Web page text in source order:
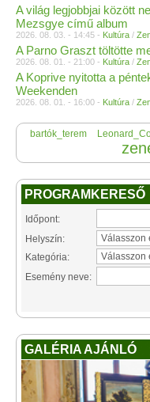
A világ legjobbjai között
Mezsgye című album
2026. 08. 03. - 14:45 - Kultúra /
A Parno Graszt töltötte
2026. 08. 01. - 21:00 - Kultúra /
A Koprive nyitotta a
Weekenden
2026. 08. 01. - 16:00 - Kultúra /
bartók_terem
PROGRAMKERESŐ
Időpont:
Helyszín:
Kategória:
Esemény neve:
GALÉRIA AJÁNLÓ